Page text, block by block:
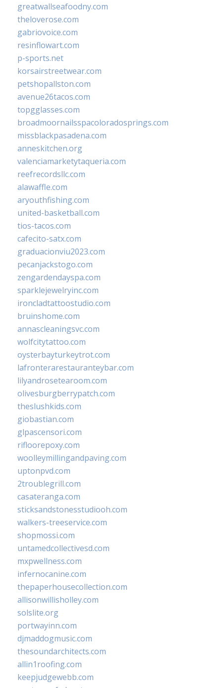
greatwallseafoodny.com
theloverose.com
gabriovoice.com
resinflowart.com
p-sports.net
korsairstreetwear.com
petshopallston.com
avenue26tacos.com
topgglasses.com
broadmoornailsspacoloradosprings.com
missblackpasadena.com
anneskitchen.org
valenciamarketytaqueria.com
reefrecordsllc.com
alawaffle.com
aryouthfishing.com
united-basketball.com
tios-tacos.com
cafecito-satx.com
graduacionviu2023.com
pecanjackstogo.com
zengardendayspa.com
sparklejewelryinc.com
ironcladtattoostudio.com
bruinshome.com
annascleaningsvc.com
wolfcitytattoo.com
oysterbayturkeytrot.com
lafronterarestauranteybar.com
lilyandrosetearoom.com
olivesburgberrypatch.com
theslushkids.com
giobastian.com
glpascensori.com
rifloorepoxy.com
woolleymillingandpaving.com
uptonpvd.com
2troublegrill.com
casateranga.com
sticksandstonesstudiooh.com
walkers-treeservice.com
shopmossi.com
untamedcollectivesd.com
mxpwellness.com
infernocanine.com
thepaperhousecollection.com
allisonwillisholley.com
solslite.org
portwayinn.com
djmaddogmusic.com
thesoundarchitects.com
allin1roofing.com
keepjudgewebb.com